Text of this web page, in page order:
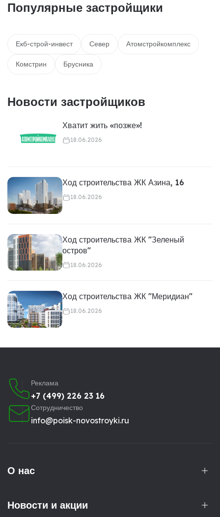
Популярные застройщики
Екб-строй-инвест Север Атомстройкомплекс
Комстрин Брусника
Новости застройщиков
Хватит жить «позже»!
18.06.2026
Ход строительства ЖК Азина, 16
18.06.2026
Ход строительства ЖК "Зеленый
остров"
18.06.2026
Ход строительства ЖК "Меридиан"
18.06.2026
Реклама
+7 (499) 226 23 16
Сотрудничество
info@poisk-novostroyki.ru
О нас
Новости и акции